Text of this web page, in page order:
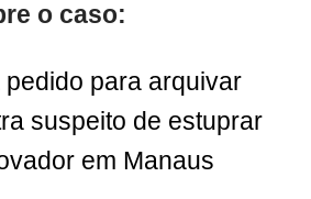
o caso:
pedido para arquivar
suspeito de estuprar
em Manaus